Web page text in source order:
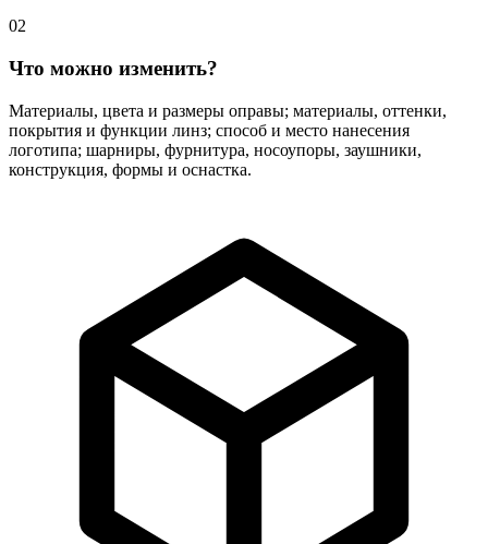
02
Что можно изменить?
Материалы, цвета и размеры оправы; материалы, оттенки,
покрытия и функции линз; способ и место нанесения
логотипа; шарниры, фурнитура, носоупоры, заушники,
конструкция, формы и оснастка.